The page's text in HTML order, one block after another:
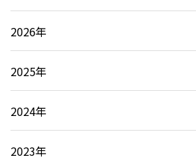
2026年
2025年
2024年
2023年